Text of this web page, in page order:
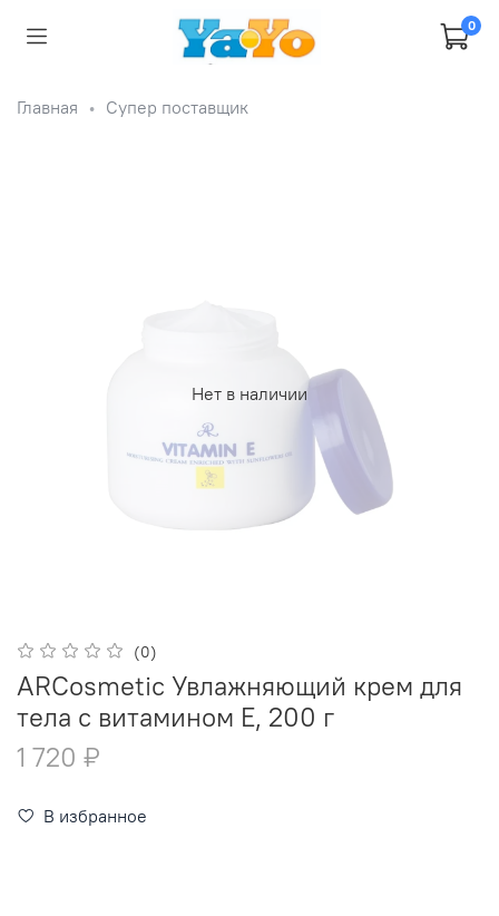
0
Главная Супер поставщик
Нет в наличии
(0)
ARCosmetic Увлажняющий крем для
тела с витамином Е, 200 г
1 720 ₽
В избранное